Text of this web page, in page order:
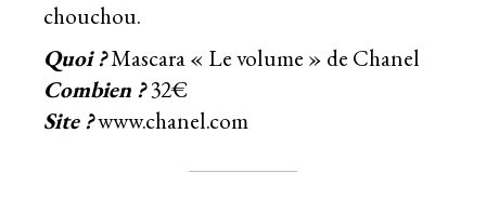
chouchou.
Quoi ?Mascara « Le volume » de Chanel
Combien ?32€
Site ?www.chanel.com